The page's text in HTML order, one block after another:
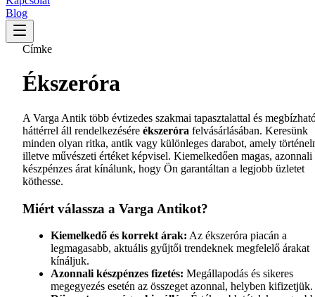
Blog
Címke
Ékszeróra
A Varga Antik több évtizedes szakmai tapasztalattal és
háttérrel áll rendelkezésére ékszeróra felvásárlásában. Keresünk
minden olyan ritka, antik vagy különleges darabot, amely
illetve művészeti értéket képvisel. Kiemelkedően magas, azonnali
készpénzes árat kínálunk, hogy Ön garantáltan a legjobb üzletet
köthesse.
Miért válassza a Varga Antikot?
Kiemelkedő és korrekt árak: Az ékszeróra piacán a
legmagasabb, aktuális gyűjtői trendeknek megfelelő árakat
kínáljuk.
Azonnali készpénzes fizetés: Megállapodás és sikeres
megegyezés esetén az összeget azonnal, helyben kifizetjük.